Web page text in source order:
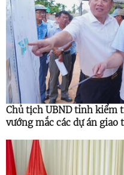
Chủ tịch UBND tỉnh kiểm
vướng mắc các dự án